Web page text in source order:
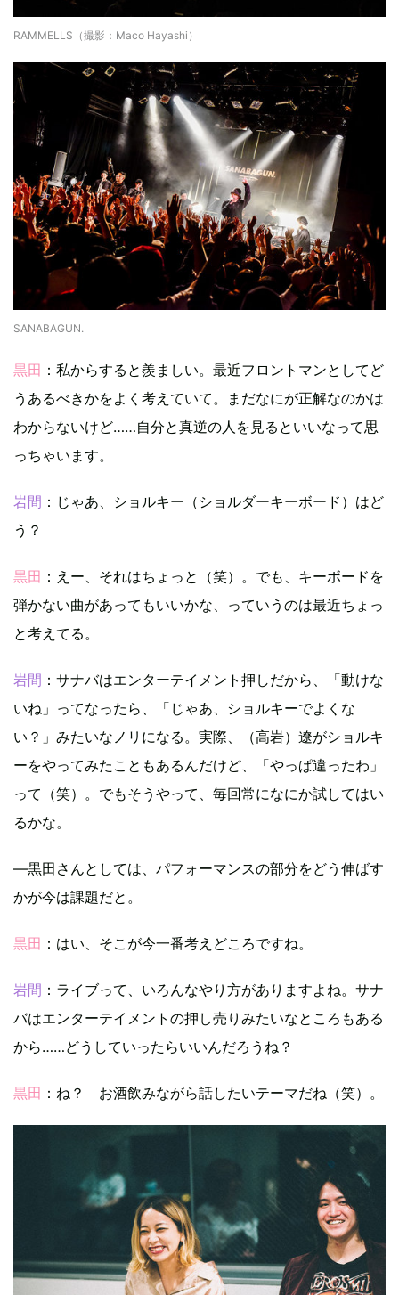
RAMMELLS（撮影：Maco Hayashi）
SANABAGUN.
黒田 ：私からすると羨ましい。最近フロントマンとしてど
うあるべきかをよく考えていて。まだなにが正解なのかは
わからないけど……自分と真逆の人を見るといいなって思
っちゃいます。
岩間 ：じゃあ、ショルキー（ショルダーキーボード）はど
う？
黒田 ：えー、それはちょっと（笑）。でも、キーボードを
弾かない曲があってもいいかな、っていうのは最近ちょっ
と考えてる。
岩間 ：サナバはエンターテイメント押しだから、「動けな
いね」ってなったら、「じゃあ、ショルキーでよくな
い？」みたいなノリになる。実際、（高岩）遼がショルキ
ーをやってみたこともあるんだけど、「やっぱ違ったわ」
って（笑）。でもそうやって、毎回常になにか試してはい
るかな。
—黒田さんとしては、パフォーマンスの部分をどう伸ばす
かが今は課題だと。
黒田 ：はい、そこが今一番考えどころですね。
岩間 ：ライブって、いろんなやり方がありますよね。サナ
バはエンターテイメントの押し売りみたいなところもある
から……どうしていったらいいんだろうね？
黒田 ：ね？ お酒飲みながら話したいテーマだね（笑）。